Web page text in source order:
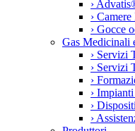
›
›
› Gocce
Gas Medicinali
› Servizi
› Servizi
›
›
›
›